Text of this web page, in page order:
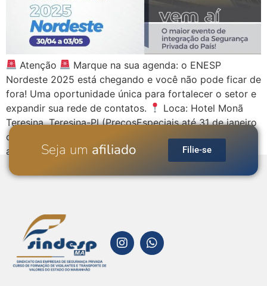
Atenção
Marque na sua agenda: o ENESP
Nordeste 2025 está chegando e você não pode ficar de
fora! Uma oportunidade única para fortalecer o setor e
expandir sua rede de contatos.
Loca: Hotel Monã
Teresina, Teresina-Pl (PreçosEspeciais até 31 de janeiro
com o códigoENESPNordeste2025))
Quando: 30 de
abril a 03 de maio […]
Seja um afiliado Filie-se